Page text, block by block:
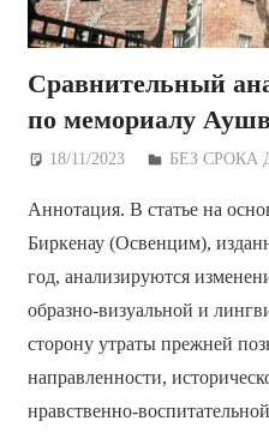
Сравнительный
по мемориалу
18/11/2023 Дежурный по
БЕЗ СРОКА
Аннотация. В статье на
Биркенау (Освенцим),
год, анализируются
образно-визуальной и
сторону утраты прежней
направленности,
нравственно-